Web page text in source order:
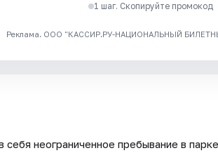
1 шаг. Скопируйте промокод
Реклама. ООО "КАССИР.РУ-НАЦИОНАЛЬНЫЙ
неограниченное пребывание в